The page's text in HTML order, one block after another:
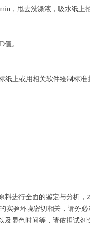
，甩去洗涤液，吸水纸
值。
纸上或用相关软件绘制 标准
进行全面的鉴定与分析，
验环境密切相关，请务必
显色时间等，请依据试